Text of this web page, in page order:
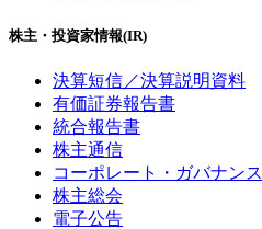
株主・投資家情報(IR)
決算短信／決算説明資料
有価証券報告書
統合報告書
株主通信
コーポレート・ガバナンス
株主総会
電子公告